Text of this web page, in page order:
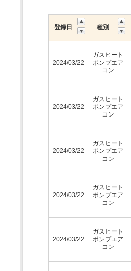
登録日 種別
2024/03/22
ガスヒート
ポンプエア
コン
2024/03/22
ガスヒート
ポンプエア
コン
2024/03/22
ガスヒート
ポンプエア
コン
2024/03/22
ガスヒート
ポンプエア
コン
2024/03/22
ガスヒート
ポンプエア
コン